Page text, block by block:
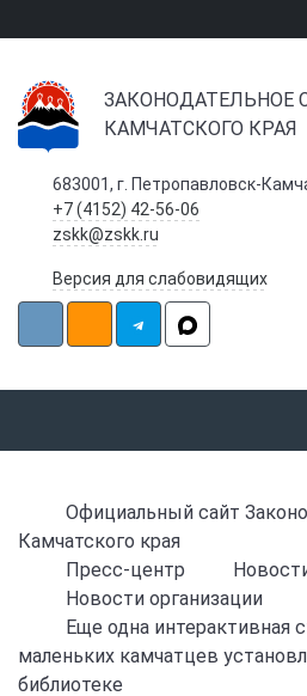
ЗАКОНОДАТЕЛЬНОЕ
КАМЧАТСКОГО КРАЯ
683001, г. Петропавловск-
+7 (4152) 42-56-06
zskk@zskk.ru
Версия для слабовидящих
Официальный сайт
Камчатского края
Пресс-центр
Новости организации
Еще одна интерактивная
маленьких камчатцев
библиотеке